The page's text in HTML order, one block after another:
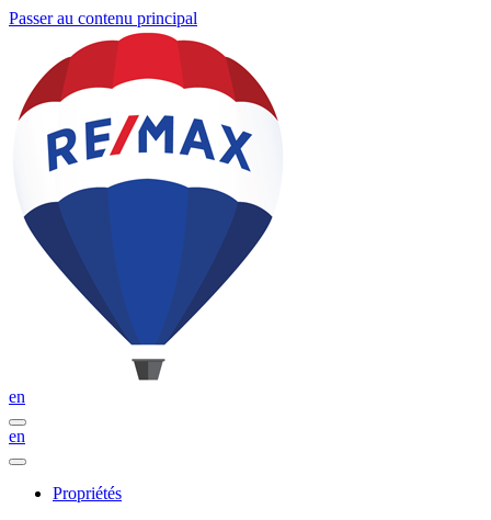
Passer au contenu principal
en
en
Propriétés